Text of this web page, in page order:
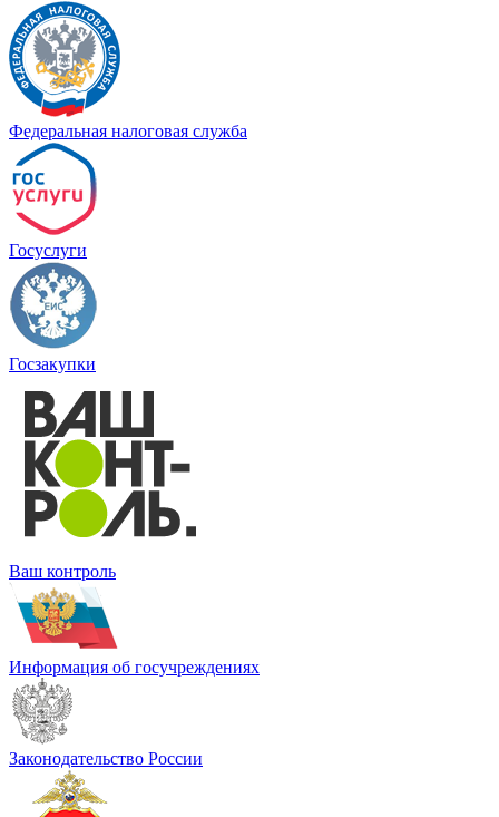
Федеральная налоговая служба
Госуслуги
Госзакупки
Ваш контроль
Информация об госучреждениях
Законодательство России